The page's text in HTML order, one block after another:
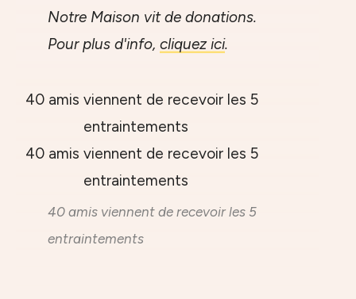
Notre Maison vit de donations.
Pour plus d'info, cliquez ici.
40 amis viennent de recevoir les 5
entraintements